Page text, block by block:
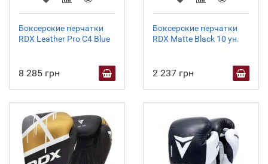
Боксерские перчатки
RDX Leather Pro C4 Blue
8 285 грн
Боксерские перчатки
RDX Matte Black 10 ун.
2 237 грн